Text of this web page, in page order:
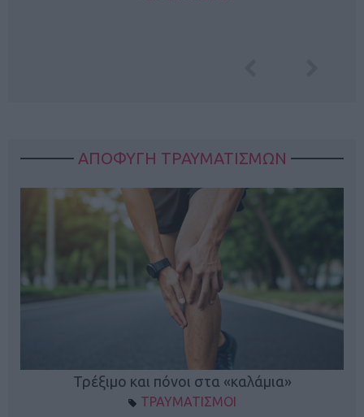
ΑΠΟΦΥΓΗ ΤΡΑΥΜΑΤΙΣΜΩΝ
Τρέξιμο και πόνοι στα «καλάμια»
ΤΡΑΥΜΑΤΙΣΜΟΙ